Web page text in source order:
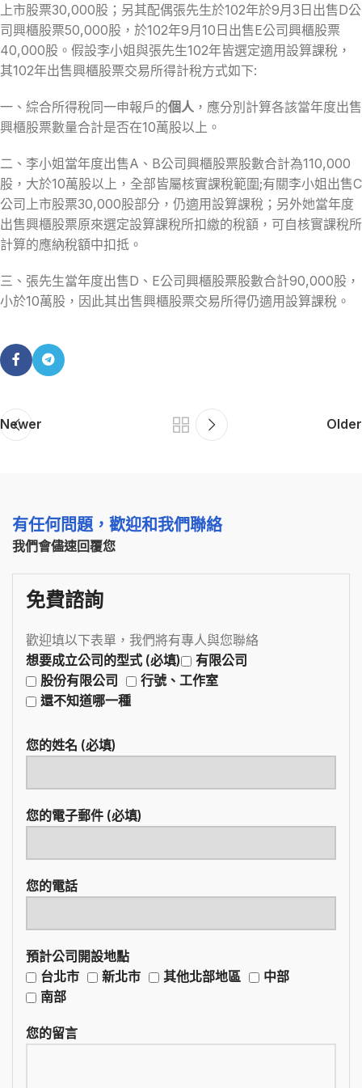
上市股票30,000股；另其配偶張先生於102年於9月3日出售D公
司興櫃股票50,000股，於102年9月10日出售E公司興櫃股票
40,000股。假設李小姐與張先生102年皆選定適用設算課稅，
其102年出售興櫃股票交易所得計稅方式如下:
一、綜合所得稅同一申報戶的個人 ，應分別計算各該當年度出售
興櫃股票數量合計是否在10萬股以上。
二、李小姐當年度出售A、B公司興櫃股票股數合計為110,000
股，大於10萬股以上，全部皆屬核實課稅範圍;有關李小姐出售C
公司上市股票30,000股部分，仍適用設算課稅；另外她當年度
出售興櫃股票原來選定設算課稅所扣繳的稅額，可自核實課稅所
計算的應納稅額中扣抵。
三、張先生當年度出售D、E公司興櫃股票股數合計90,000股，
小於10萬股，因此其出售興櫃股票交易所得仍適用設算課稅。
Newer Older
有任何問題，歡迎和我們聯絡
我們會儘速回覆您
免費諮詢
歡迎填以下表單，我們將有專人與您聯絡
想要成立公司的型式 (必填)
有限公司
股份有限公司
行號、工作室
還不知道哪一種
您的姓名 (必填)
您的電子郵件 (必填)
您的電話
預計公司開設地點
台北市
新北市 其他北部地區
中部
南部
您的留言